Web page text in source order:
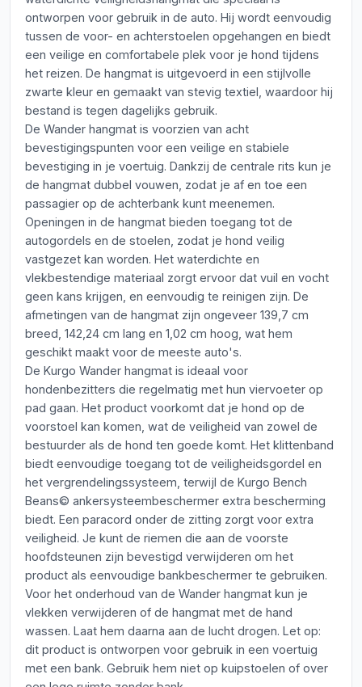
ontworpen voor gebruik in de auto. Hij wordt eenvoudig
tussen de voor- en achterstoelen opgehangen en biedt
een veilige en comfortabele plek voor je hond tijdens
het reizen. De hangmat is uitgevoerd in een stijlvolle
zwarte kleur en gemaakt van stevig textiel, waardoor hij
bestand is tegen dagelijks gebruik.
De Wander hangmat is voorzien van acht
bevestigingspunten voor een veilige en stabiele
bevestiging in je voertuig. Dankzij de centrale rits kun je
de hangmat dubbel vouwen, zodat je af en toe een
passagier op de achterbank kunt meenemen.
Openingen in de hangmat bieden toegang tot de
autogordels en de stoelen, zodat je hond veilig
vastgezet kan worden. Het waterdichte en
vlekbestendige materiaal zorgt ervoor dat vuil en vocht
geen kans krijgen, en eenvoudig te reinigen zijn. De
afmetingen van de hangmat zijn ongeveer 139,7 cm
breed, 142,24 cm lang en 1,02 cm hoog, wat hem
geschikt maakt voor de meeste auto's.
De Kurgo Wander hangmat is ideaal voor
hondenbezitters die regelmatig met hun viervoeter op
pad gaan. Het product voorkomt dat je hond op de
voorstoel kan komen, wat de veiligheid van zowel de
bestuurder als de hond ten goede komt. Het klittenband
biedt eenvoudige toegang tot de veiligheidsgordel en
het vergrendelingssysteem, terwijl de Kurgo Bench
Beans© ankersysteembeschermer extra bescherming
biedt. Een paracord onder de zitting zorgt voor extra
veiligheid. Je kunt de riemen die aan de voorste
hoofdsteunen zijn bevestigd verwijderen om het
product als eenvoudige bankbeschermer te gebruiken.
Voor het onderhoud van de Wander hangmat kun je
vlekken verwijderen of de hangmat met de hand
wassen. Laat hem daarna aan de lucht drogen. Let op:
dit product is ontworpen voor gebruik in een voertuig
met een bank. Gebruik hem niet op kuipstoelen of over